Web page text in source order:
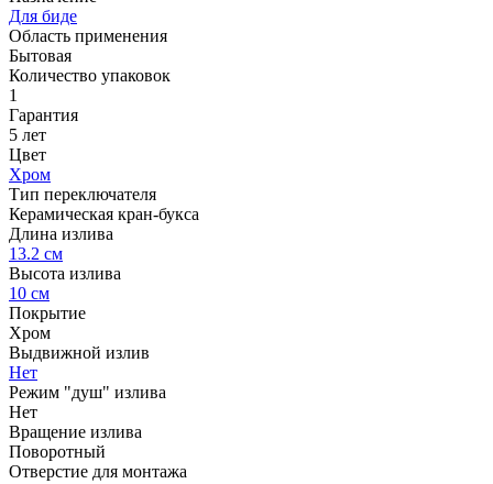
Для биде
Область применения
Бытовая
Количество упаковок
1
Гарантия
5 лет
Цвет
Хром
Тип переключателя
Керамическая кран-букса
Длина излива
13.2 см
Высота излива
10 см
Покрытие
Хром
Выдвижной излив
Нет
Режим "душ" излива
Нет
Вращение излива
Поворотный
Отверстие для монтажа